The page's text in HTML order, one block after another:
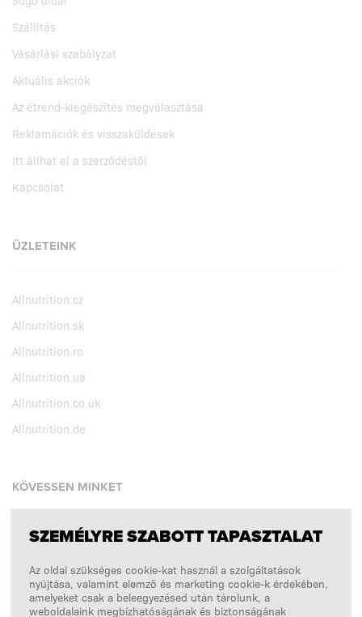
Szállítás
Vásárlási szabályzat
Aktuális akciók
Az étrend-kiegészítés megválasztása
Reklamációk és visszaküldések
Itt állhat el a szerződéstől
Kapcsolat
ÜZLETEINK
Allnutrition.cz
Allnutrition.sk
Allnutrition.ro
Allnutrition.ua
Allnutrition.co.uk
Allnutrition.de
KÖVESSEN MINKET
Facebook
Instagram
Copyright © 2026SFD S. A.
SZEMÉLYRE SZABOTT TAPASZTALAT
Az oldal szükséges cookie-kat használ a szolgáltatások
nyújtása, valamint elemző és marketing cookie-k érdekében,
amelyeket csak a beleegyezésed után tárolunk, a
weboldalaink megbízhatóságának és biztonságának